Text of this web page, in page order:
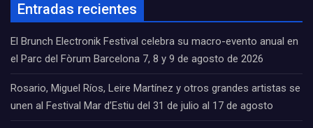
Entradas recientes
El Brunch Electronik Festival celebra su macro-evento anual en
el Parc del Fòrum Barcelona 7, 8 y 9 de agosto de 2026
Rosario, Miguel Ríos, Leire Martínez y otros grandes artistas se
unen al Festival Mar d’Estiu del 31 de julio al 17 de agosto